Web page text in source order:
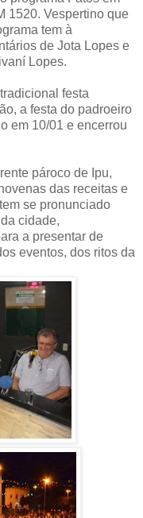
1520. Vespertino que
tem à
de Jota Lopes e
Lopes.
festa
a festa do padroeiro
em 10/01 e encerrou
pároco de Ipu,
das receitas e
se pronunciado
cidade,
a presentar de
eventos, dos ritos da